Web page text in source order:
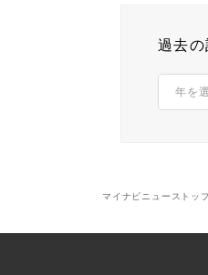
過去
マイナビニューストッ